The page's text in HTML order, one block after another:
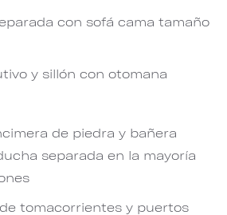
con sofá cama tamaño
y sillón con otomana
de piedra y bañera
separada en la mayoría
tomacorrientes y puertos